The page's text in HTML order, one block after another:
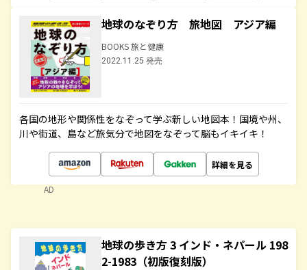
地球のなぞり方 旅地図 アジア編
BOOKS 旅と健康
2022.11.25 発売
各国の地形や関係性をなぞって学ぶ新しい地図本！国境や州、
川や街道、島など旅気分で地図をなぞって脳もイキイキ！
詳細を見る
AD
地球の歩き方 3 インド・ネパール 198
2-1983（初版復刻版）